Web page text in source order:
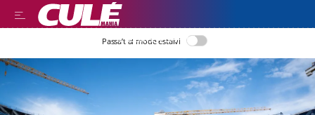
LLEGIR EN CATALÀ
Passa’t al mode estalvi